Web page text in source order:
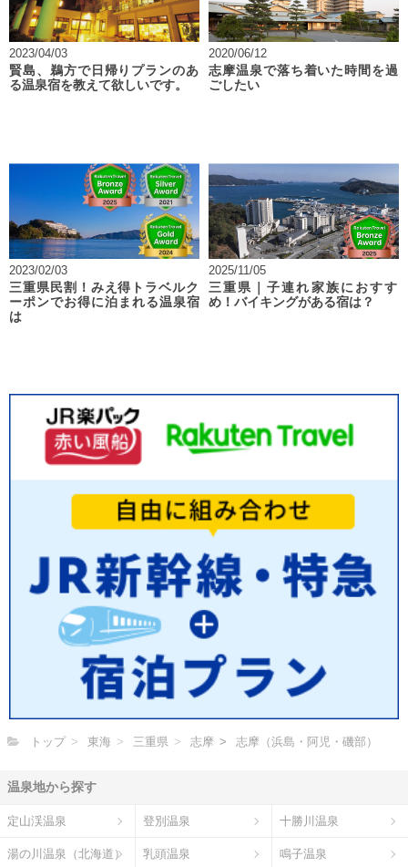
2023/04/03
賢島、鵜方で日帰りプランのあ
る温泉宿を教えて欲しいです。
2020/06/12
志摩温泉で落ち着いた時間を過
ごしたい
2023/02/03
三重県民割！みえ得トラベルク
ーポンでお得に泊まれる温泉宿
は
2025/11/05
三重県｜子連れ家族におすす
め！バイキングがある宿は？
トップ 東海 三重県 志摩 志摩（浜島・阿児・磯部）
温泉地から探す
定山渓温泉 登別温泉 十勝川温泉
湯の川温泉（北海道） 乳頭温泉 鳴子温泉